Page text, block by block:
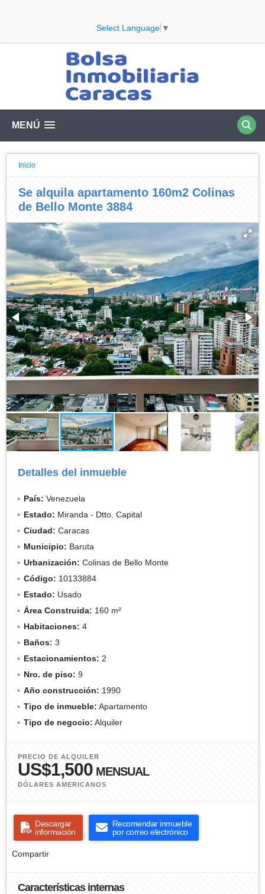
Select Language ▼
MENÚ
Inicio
Se alquila apartamento 160m2 Colinas
de Bello Monte 3884
Detalles del inmueble
País: Venezuela
Estado: Miranda - Dtto. Capital
Ciudad: Caracas
Municipio: Baruta
Urbanización: Colinas de Bello Monte
Código: 10133884
Estado: Usado
Área Construida: 160 m²
Habitaciones: 4
Baños: 3
Estacionamientos: 2
Nro. de piso: 9
Año construcción: 1990
Tipo de inmueble: Apartamento
Tipo de negocio: Alquiler
PRECIO DE ALQUILER
US$1,500 MENSUAL
DÓLARES AMERICANOS
Descargar
información
Recomendar inmueble
por correo electrónico
Compartir
Características internas